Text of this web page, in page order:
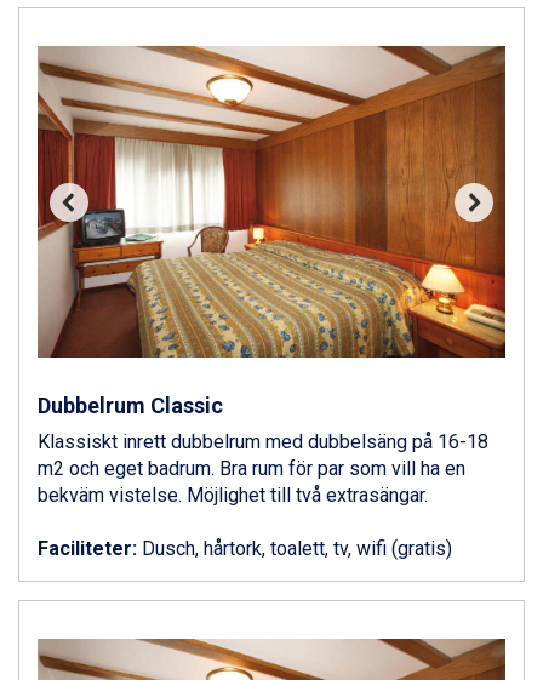
St. Anton från 11.245 kr.
Canazei från 7.195 kr.
Livigno från 5.595 kr.
Ponte di Legno från 7.395 kr.
Bad Gastein från 6.295 kr.
Sauze dOulx från 6.145 kr.
Alleghe från 8.545 kr.
Arabba från 11.045 kr.
La Thuile från 7.045 kr.
Cervinia från 8.245 kr.
Bad Hofgastein från 8.595 kr.
Passo Tonale från 5.895 kr.
Saalbach från 9.445 kr.
Champoluc från 5.945 kr.
Sestriere från 6.945 kr.
Wagrain från 7.095 kr.
Fieberbrunn från 9.645 kr.
Val Thorens från 8.395 kr.
Zell am See från 6.295 kr.
Livigno från 5.595 kr.
Dubbelrum Classic
Klassiskt inrett dubbelrum med dubbelsäng på 16-18
m2 och eget badrum. Bra rum för par som vill ha en
bekväm vistelse. Möjlighet till två extrasängar.
Faciliteter: Dusch, hårtork, toalett, tv, wifi (gratis)